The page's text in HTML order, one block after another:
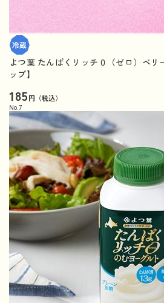
よつ葉 たんぱくリッチ０（ゼロ）ベリ
ップ】
185円（税込）
No. 7